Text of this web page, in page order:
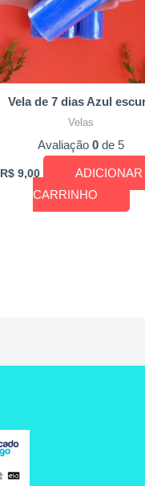
Vela de 7 dias Azul
Velas
Avaliação0 de 5
R$9,00
ADICIONAR
CARRINHO